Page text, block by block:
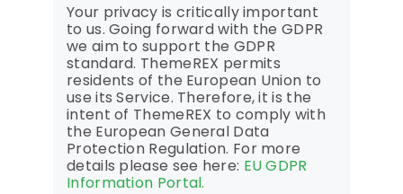
Your privacy is critically important
to us. Going forward with the GDPR
we aim to support the GDPR
standard. ThemeREX permits
residents of the European Union to
use its Service. Therefore, it is the
intent of ThemeREX to comply with
the European General Data
Protection Regulation. For more
details please see here: EU GDPR
Information Portal.